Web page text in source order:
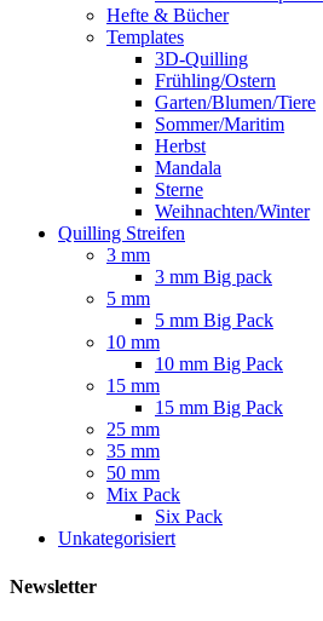
Hefte & Bücher
Templates
3D-Quilling
Frühling/Ostern
Garten/Blumen/Tiere
Sommer/Maritim
Herbst
Mandala
Sterne
Weihnachten/Winter
Quilling Streifen
3 mm
3 mm Big pack
5 mm
5 mm Big Pack
10 mm
10 mm Big Pack
15 mm
15 mm Big Pack
25 mm
35 mm
50 mm
Mix Pack
Six Pack
Unkategorisiert
Newsletter